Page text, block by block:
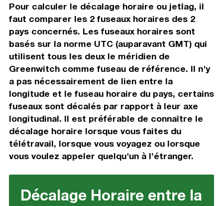
Pour calculer le décalage horaire ou jetlag, il
faut comparer les 2 fuseaux horaires des 2
pays concernés. Les fuseaux horaires sont
basés sur la norme UTC (auparavant GMT) qui
utilisent tous les deux le méridien de
Greenwitch comme fuseau de référence. Il n'y
a pas nécessairement de lien entre la
longitude et le fuseau horaire du pays, certains
fuseaux sont décalés par rapport à leur axe
longitudinal. Il est préférable de connaître le
décalage horaire lorsque vous faites du
télétravail, lorsque vous voyagez ou lorsque
vous voulez appeler quelqu'un à l’étranger.
Décalage Horaire entre la